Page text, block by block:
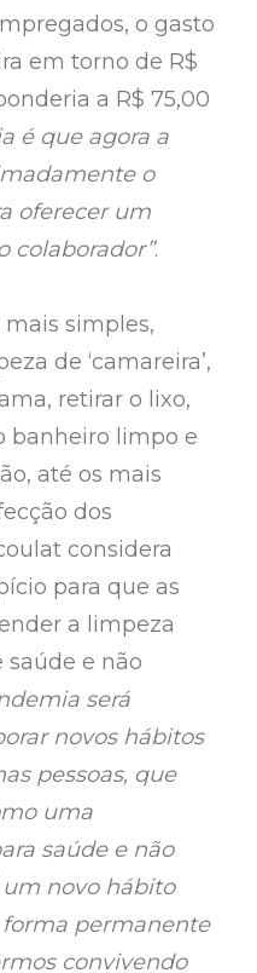
o gasto
em torno de R$
a R$ 75,00
é que agora a
o
oferecer um
colaborador”.
simples,
de ‘camareira’,
retirar o lixo,
banheiro limpo e
até os mais
dos
considera
para que as
a limpeza
e não
será
novos hábitos
pessoas, que
uma
saúde e não
um novo hábito
forma permanente
convivendo